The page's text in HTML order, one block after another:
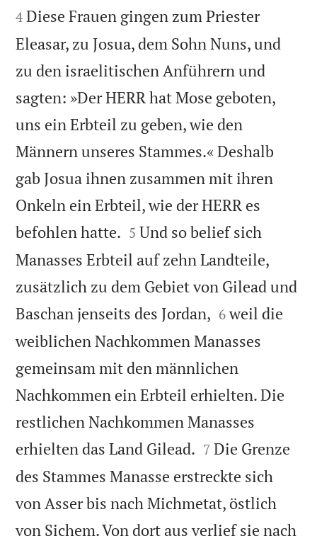
4 Diese Frauen gingen zum Priester
Eleasar, zu Josua, dem Sohn Nuns, und
zu den israelitischen Anführern und
sagten: »Der HERR hat Mose geboten,
uns ein Erbteil zu geben, wie den
Männern unseres Stammes.« Deshalb
gab Josua ihnen zusammen mit ihren
Onkeln ein Erbteil, wie der HERR es
befohlen hatte. 

5 Und so belief sich
Manasses Erbteil auf zehn Landteile,
zusätzlich zu dem Gebiet von Gilead und
Baschan jenseits des Jordan, 

6 weil die
weiblichen Nachkommen Manasses
gemeinsam mit den männlichen
Nachkommen ein Erbteil erhielten. Die
restlichen Nachkommen Manasses
erhielten das Land Gilead. 

7 Die Grenze
des Stammes Manasse erstreckte sich
von Asser bis nach Michmetat, östlich
von Sichem. Von dort aus verlief sie nach